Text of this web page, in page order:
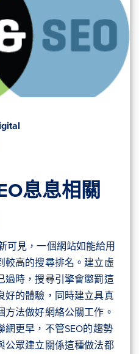
息息相關
可見，一個網站如能給用
較高的搜尋排名。建立虛
過時，搜尋引擎會懲罰這
好的體驗，同時建立具真
法做好網絡公關工作。
更早，不管SEO的趨勢
公眾建立關係這種做法都